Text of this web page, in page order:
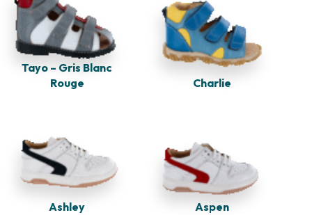
Tayo – Gris Blanc
Rouge
Charlie
Ashley Aspen